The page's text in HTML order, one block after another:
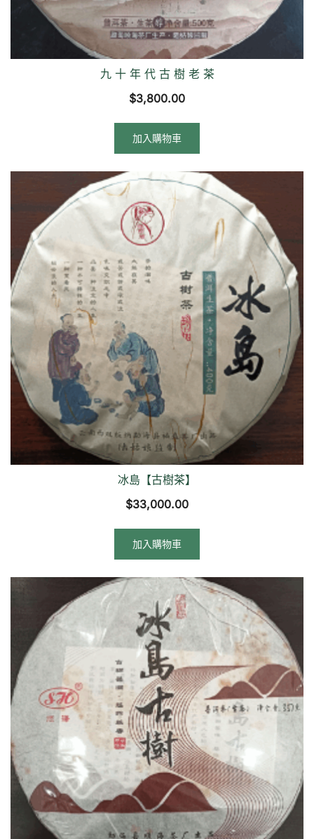
九 十 年 代 古 樹 老 茶
$3,800.00
加入購物車
冰島【古樹茶】
$33,000.00
加入購物車